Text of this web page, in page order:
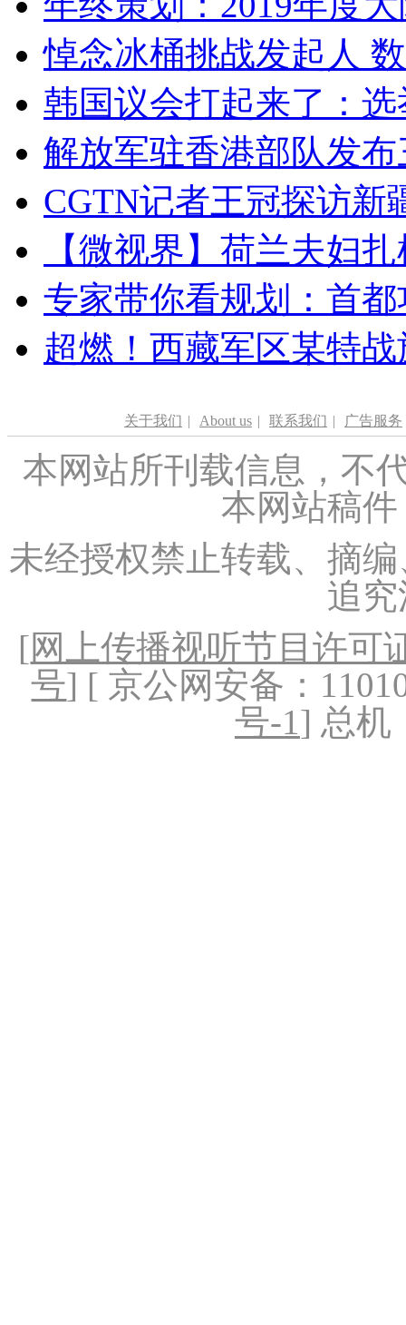
悼念冰桶挑战发起人
韩国议会打起来了：
解放军驻香港部队发
CGTN记者王冠探访新
【微视界】荷兰夫妇
专家带你看规划：首
超燃！西藏军区某特
关于我们 | About us | 联系我们 | 广告服务
本网站所刊载信息，不
本网站稿
未经授权禁止转载、摘
追
[网上传播视听节目许可
号] [ 京公网安备：
号-1] 总机